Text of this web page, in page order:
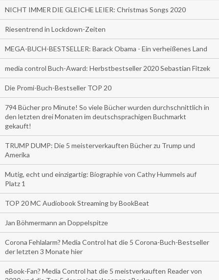
NICHT IMMER DIE GLEICHE LEIER: Christmas Songs 2020
Riesentrend in Lockdown-Zeiten
MEGA-BUCH-BESTSELLER: Barack Obama - Ein verheißenes Land
media control Buch-Award: Herbstbestseller 2020 Sebastian Fitzek
Die Promi-Buch-Bestseller TOP 20
794 Bücher pro Minute! So viele Bücher wurden durchschnittlich in
den letzten drei Monaten im deutschsprachigen Buchmarkt
gekauft!
TRUMP DUMP: Die 5 meisterverkauften Bücher zu Trump und
Amerika
Mutig, echt und einzigartig: Biographie von Cathy Hummels auf
Platz 1
TOP 20 MC Audiobook Streaming by BookBeat
Jan Böhmermann an Doppelspitze
Corona Fehlalarm? Media Control hat die 5 Corona-Buch-Bestseller
der letzten 3 Monate hier
eBook-Fan? Media Control hat die 5 meistverkauften Reader von